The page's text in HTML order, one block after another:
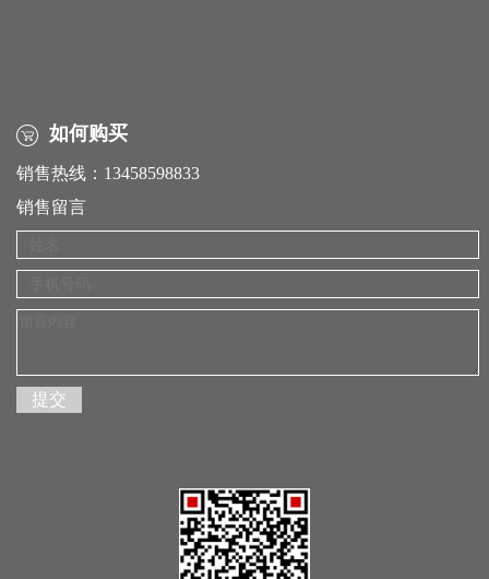
如何购买
销售热线：13458598833
销售留言